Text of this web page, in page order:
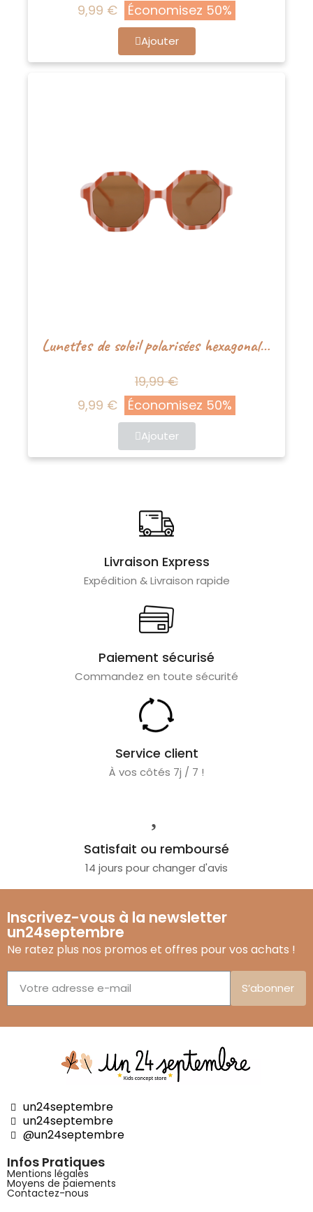
9,99 €
Économisez 50%
Ajouter
Lunettes de soleil polarisées hexagonales vintage durables de Nenina & Co
19,99 €
9,99 €
Économisez 50%
Ajouter
Livraison Express
Expédition & Livraison rapide
Paiement sécurisé
Commandez en toute sécurité
Service client
À vos côtés 7j / 7 !
Satisfait ou remboursé
14 jours pour changer d'avis
Inscrivez-vous à la newsletter
un24septembre
Ne ratez plus nos promos et offres pour vos achats !
S’abonner
un24septembre
un24septembre
@un24septembre
Infos Pratiques
Mentions légales
Moyens de paiements
Contactez-nous